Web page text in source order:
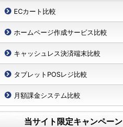
ECカート比較
ホームページ作成サービス比較
キャッシュレス決済端末比較
タブレットPOSレジ比較
月額課金システム比較
当サイト限定キャンペーン